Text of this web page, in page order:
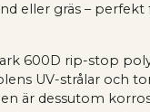
eller gräs – perfekt
600D rip-stop
UV-strålar och
är dessutom